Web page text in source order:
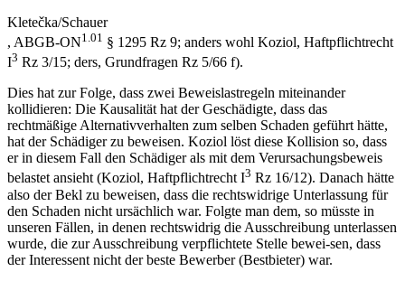
Kletečka/Schauer
, ABGB-ON1.01 § 1295 Rz 9; anders wohl Koziol, Haftpflichtrecht
I3 Rz 3/15; ders, Grundfragen Rz 5/66 f).
Dies hat zur Folge, dass zwei Beweislastregeln miteinander
kollidieren: Die Kausalität hat der Geschädigte, dass das
rechtmäßige Alternativverhalten zum selben Schaden geführt hätte,
hat der Schädiger zu beweisen. Koziol löst diese Kollision so, dass
er in diesem Fall den Schädiger als mit dem Verursachungsbeweis
belastet ansieht (Koziol, Haftpflichtrecht I3 Rz 16/12). Danach hätte
also der Bekl zu beweisen, dass die rechtswidrige Unterlassung für
den Schaden nicht ursächlich war. Folgte man dem, so müsste in
unseren Fällen, in denen rechtswidrig die Ausschreibung unterlassen
wurde, die zur Ausschreibung verpflichtete Stelle bewei-sen, dass
der Interessent nicht der beste Bewerber (Bestbieter) war.